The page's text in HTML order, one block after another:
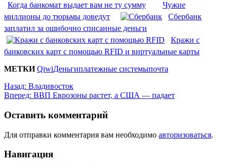
Когда банкомат выдает вам не ту сумму
Чужие
миллионы до тюрьмы доведут
Сбербанк
заплатил за ошибочно списанные деньги
Кражи с
банковских карт с помощью RFID и виртуальные карты
МЕТКИQiwiДеньгиплатежные системыпочта
Назад: Владивосток
Вперед: ВВП Еврозоны растет, а США — падает
Оставить комментарий
Для отправки комментария вам необходимо авторизоваться.
Навигация